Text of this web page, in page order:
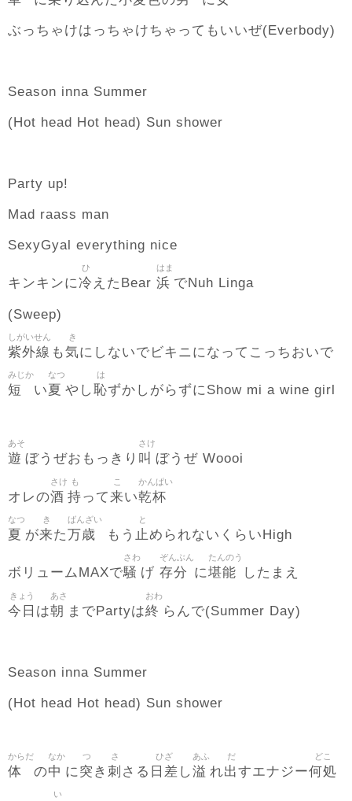
ぶっちゃけはっちゃけちゃってもいいぜ(Everbody)
Season inna Summer
(Hot head Hot head) Sun shower
Party up!
Mad raass man
SexyGyal everything nice
キンキンに冷
ひ
えたBear 浜
はま
でNuh Linga
(Sweep)
紫外線
しがいせん
も気
き
にしないでビキニになってこっちおいで
短
みじか
い夏
なつ
やし恥
は
ずかしがらずにShow mi a wine girl
遊
あそ
ぼうぜおもっきり 叫
さけ
ぼうぜ Woooi
オレの酒
さけ
持
も
って来
こ
い乾杯
かんぱい
夏
なつ
が来
き
た万歳
ばんざい
もう 止
と
められないくらいHigh
ボリュームMAXで騒
さわ
げ 存分
ぞんぶん
に堪能
たんのう
したまえ
今日
きょう
は朝
あさ
までPartyは終
おわ
らんで(Summer Day)
Season inna Summer
(Hot head Hot head) Sun shower
体
からだ
の中
なか
に突
つ
き 刺
さ
さる 日差
ひざ
し溢
あふ
れ出
だ
すエナジー何処
どこ
い